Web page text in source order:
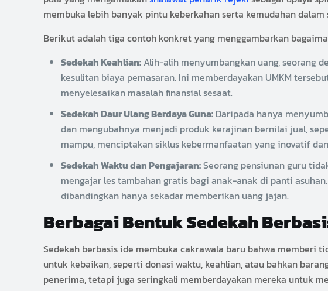
membuka lebih banyak pintu keberkahan serta kemudahan
Berikut adalah tiga contoh konkret yang menggambarkan
Sedekah Keahlian: Alih-alih menyumbangkan uang, seorang
kesulitan biaya pemasaran. Ini memberdayakan UMKM
menyelesaikan masalah finansial sesaat.
Sedekah Daur Ulang Berdaya Guna: Daripada hanya
dan mengubahnya menjadi produk kerajinan bernilai jual,
mampu, menciptakan siklus kebermanfaatan yang inovatif
Sedekah Waktu dan Pengajaran:Seorang pensiunan guru
mengajar les tambahan gratis bagi anak-anak di panti
dibandingkan hanya sekadar memberikan uang jajan.
Berbagai Bentuk Sedekah
Sedekah berbasis ide membuka cakrawala baru bahwa memberi
untuk kebaikan, seperti donasi waktu, keahlian, atau bahkan
penerima, tetapi juga seringkali memberdayakan mereka untuk